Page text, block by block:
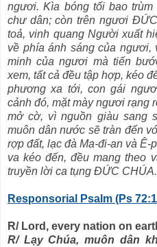
ngươi. Kìa bóng tối bao
chư dân; còn trên ngươi
toả, vinh quang Người xuất
về phía ánh sáng của
minh của ngươi mà tiến
xem, tất cả đều tập hợp, kéo
phương xa tới, con gái
cảnh đó, mặt mày ngươi rạng
mở cờ, vì nguồn giàu sang
muôn dân nước sẽ tràn đến
rợp đất, lạc đà Ma-đi-an và
va kéo đến, đều mang theo
truyền lời ca tụng ĐỨC CHÚA.
Responsorial Psalm (Ps
R/ Lord, every nation on
R/ Lạy Chúa, muôn dân